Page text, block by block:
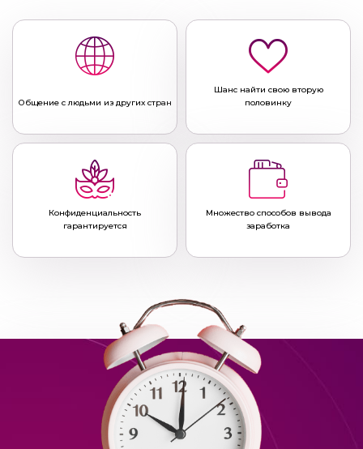
Общение с людьми из других стран
Шанс найти свою вторую
половинку
Конфиденциальность
гарантируется
Множество способов вывода
заработка